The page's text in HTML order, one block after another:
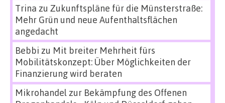
Trina zu Zukunftspläne für die Münsterstraße:
Mehr Grün und neue Aufenthaltsflächen
angedacht
Bebbi zu Mit breiter Mehrheit fürs
Mobilitätskonzept: Über Möglichkeiten der
Finanzierung wird beraten
Mikrohandel zur Bekämpfung des Offenen